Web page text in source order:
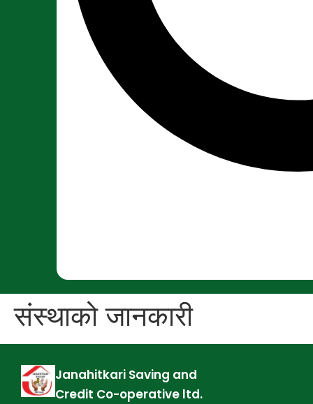
संस्थाको जानकारी
Janahitkari Saving and
Credit Co-operative ltd.